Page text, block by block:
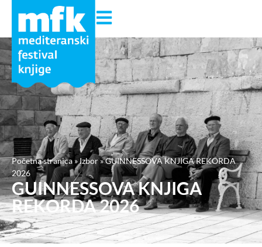
Početna stranica »Izbor»GUINNESSOVA KNJIGA REKORDA
2026
GUINNESSOVA KNJIGA
REKORDA 2026